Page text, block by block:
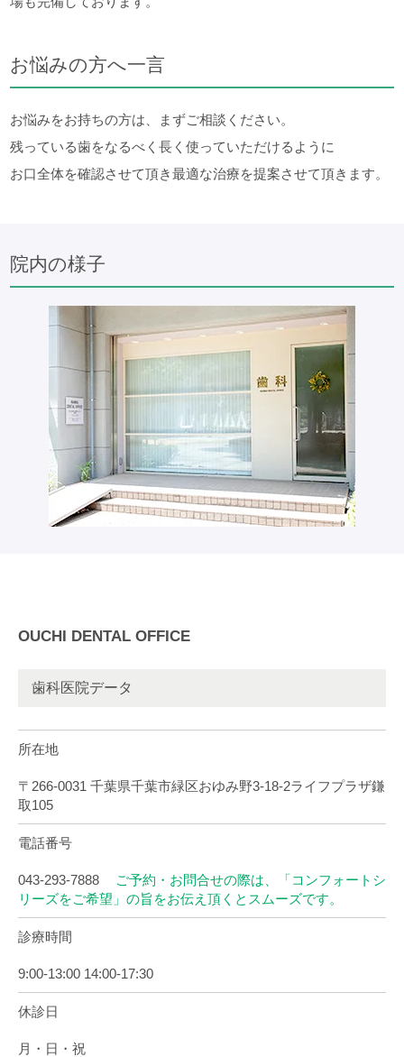
お悩みの方へ一言
お悩みをお持ちの方は、まずご相談ください。
残っている歯をなるべく長く使っていただけるように
お口全体を確認させて頂き最適な治療を提案させて頂きます。
院内の様子
OUCHI DENTAL OFFICE
歯科医院データ
所在地
〒266-0031 千葉県千葉市緑区おゆみ野3-18-2ライフプラザ鎌
取105
電話番号
043-293-7888
ご予約・お問合せの際は、「コンフォートシ
リーズをご希望」の旨をお伝え頂くとスムーズです。
診療時間
9:00-13:00 14:00-17:30
休診日
月・日・祝